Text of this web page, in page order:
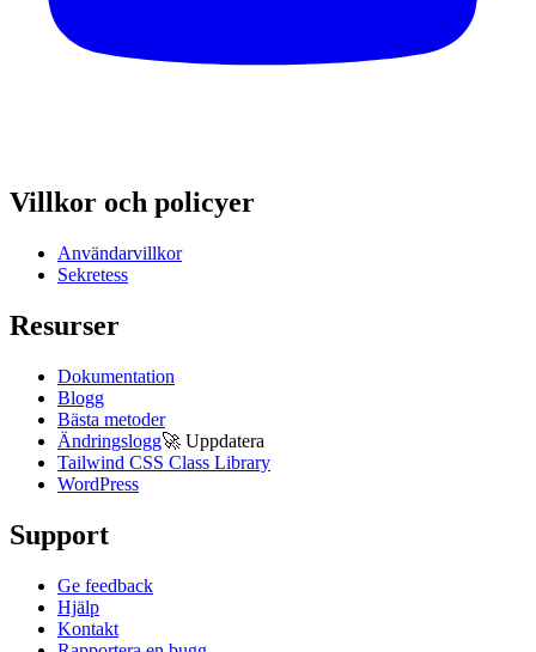
Villkor och policyer
Användarvillkor
Sekretess
Resurser
Dokumentation
Blogg
Bästa metoder
Ändringslogg🚀 Uppdatera
Tailwind CSS Class Library
WordPress
Support
Ge feedback
Hjälp
Kontakt